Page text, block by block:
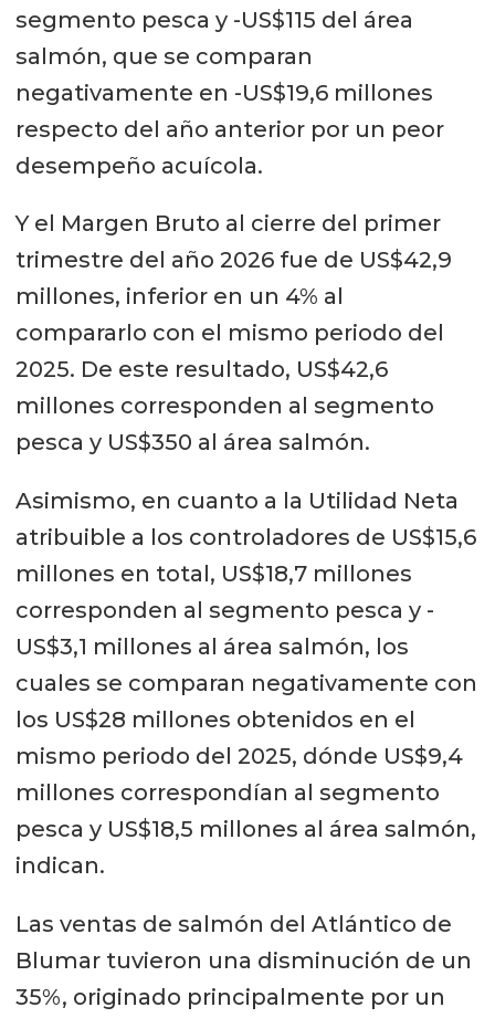
segmento pesca y -US$115 del área
salmón, que se comparan
negativamente en -US$19,6 millones
respecto del año anterior por un peor
desempeño acuícola.
Y el Margen Bruto al cierre del primer
trimestre del año 2026 fue de US$42,9
millones, inferior en un 4% al
compararlo con el mismo periodo del
2025. De este resultado, US$42,6
millones corresponden al segmento
pesca y US$350 al área salmón.
Asimismo, en cuanto a la Utilidad Neta
atribuible a los controladores de US$15,6
millones en total, US$18,7 millones
corresponden al segmento pesca y -
US$3,1 millones al área salmón, los
cuales se comparan negativamente con
los US$28 millones obtenidos en el
mismo periodo del 2025, dónde US$9,4
millones correspondían al segmento
pesca y US$18,5 millones al área salmón,
indican.
Las ventas de salmón del Atlántico de
Blumar tuvieron una disminución de un
35%, originado principalmente por un